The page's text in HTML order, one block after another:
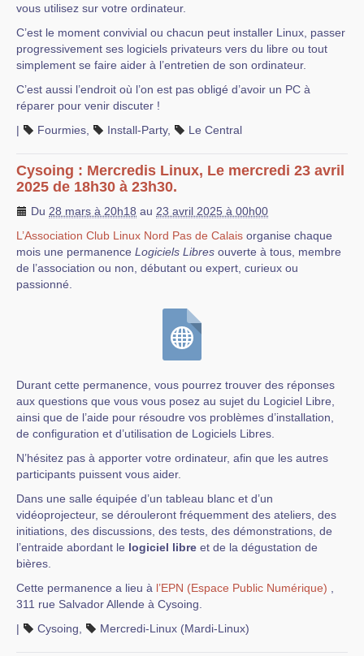
vous utilisez sur votre ordinateur.
C’est le moment convivial ou chacun peut installer Linux, passer
progressivement ses logiciels privateurs vers du libre ou tout
simplement se faire aider à l’entretien de son ordinateur.
C’est aussi l’endroit où l’on est pas obligé d’avoir un PC à
réparer pour venir discuter !
|
Fourmies Install-Party, Le Central
Cysoing : Mercredis Linux, Le mercredi 23 avril
2025 de 18h30 à 23h30.
Du 28 mars à 20h18 au 23 avril 2025 à 00h00
L’Association Club Linux Nord Pas de Calais organise chaque
mois une permanence Logiciels Libres ouverte à tous, membre
de l’association ou non, débutant ou expert, curieux ou
passionné.
Durant cette permanence, vous pourrez trouver des réponses
aux questions que vous vous posez au sujet du Logiciel Libre,
ainsi que de l’aide pour résoudre vos problèmes d’installation,
de configuration et d’utilisation de Logiciels Libres.
N’hésitez pas à apporter votre ordinateur, afin que les autres
participants puissent vous aider.
Dans une salle équipée d’un tableau blanc et d’un
vidéoprojecteur, se dérouleront fréquemment des ateliers, des
initiations, des discussions, des tests, des démonstrations, de
l’entraide abordant le logiciel libre et de la dégustation de
bières.
Cette permanence a lieu à l’EPN (Espace Public Numérique)
311 rue Salvador Allende à Cysoing.
|
Cysoing Mercredi-Linux (Mardi-Linux)